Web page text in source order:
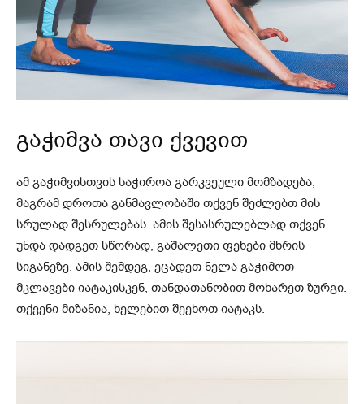
გაჭიმვა თავი ქვევით
ამ გაჭიმვისთვის საჭიროა გარკვეული მომზადება,
მაგრამ დროთა განმავლობაში თქვენ შეძლებთ მის
სრულად შესრულებას. ამის შესასრულებლად თქვენ
უნდა დადგეთ სწორად, გაშალეთი ფეხები მხრის
სიგანეზე. ამის შემდეგ, ეცადეთ ნელა გაჭიმოთ
მკლავები იატაკისკენ, თანდათანობით მოხარეთ ზურგი.
თქვენი მიზანია, ხელებით შეეხოთ იატაკს.